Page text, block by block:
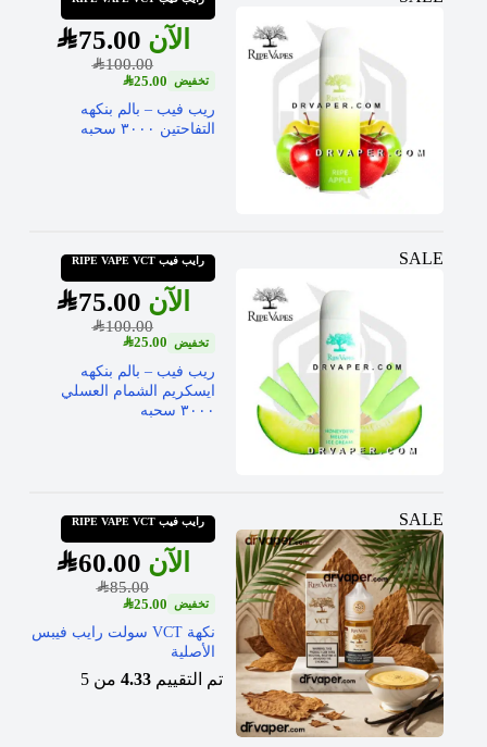
SAR100.00
SAR75.00
SAR25.00
ريب فيب – بالم بنكهه
التفاحتين ٣٠٠٠ سحبه
SALE رايب فيب RIPE VAPE VCT
SAR100.00
SAR75.00
SAR25.00
ريب فيب – بالم بنكهه
ايسكريم الشمام العسلي
٣٠٠٠ سحبه
SALE رايب فيب RIPE VAPE VCT
SAR85.00
SAR60.00
SAR25.00
نكهة VCT سولت رايب فيبس
الأصلية
تم التقييم4.33 من 5